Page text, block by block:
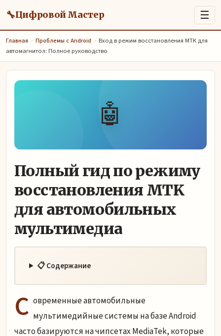
🔧Цифровой Мастер ☰
Главная › Проблемы с Android › Вход в режим восстановления MTK для
автомагнитол: Полное руководство
🤖
Полный гид по режиму
восстановления MTK
для автомобильных
мультимедиа
📋 Содержание
С овременные автомобильные
мультимедийные системы на базе Android
часто базируются на чипсетах MediaTek, которые